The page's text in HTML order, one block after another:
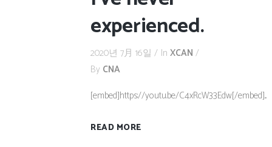
experienced.
2020년 7月 16일 In XCAN
By CNA
[embed]https://youtu.be/C4xRcW33Edw[/embed]...
READ MORE